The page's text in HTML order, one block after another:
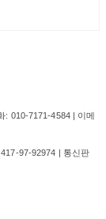
: 010-7171-4584 | 이메
417-97-92974 | 통신판